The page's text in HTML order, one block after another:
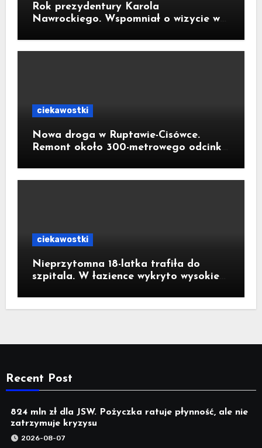
Rok prezydentury Karola
Nawrockiego. Wspomniał o wizycie w
Krzemień
ciekawostki
Nowa droga w Ruptawie-Cisówce.
Remont około 300-metrowego odcinka
złotych
ciekawostki
Nieprzytomna 18-latka trafiła do
szpitala. W łazience wykryto wysokie
Recent Post
824 mln zł dla JSW. Pożyczka ratuje płynność, ale nie
zatrzymuje kryzysu
2026-08-07